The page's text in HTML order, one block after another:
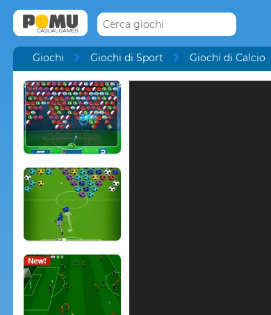
Giochi Giochi di Sport Giochi di Calcio